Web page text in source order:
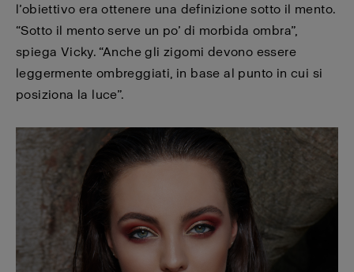
l’obiettivo era ottenere una definizione sotto il mento.
“Sotto il mento serve un po’ di morbida ombra”,
spiega Vicky. “Anche gli zigomi devono essere
leggermente ombreggiati, in base al punto in cui si
posiziona la luce”.